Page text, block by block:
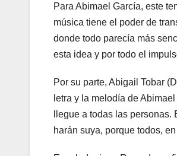
Para Abimael García, este
música tiene el poder de
donde todo parecía más
esta idea y por todo el
Por su parte, Abigail Tobar
letra y la melodía de
llegue a todas las
harán suya, porque todos,